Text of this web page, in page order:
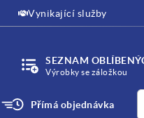
Vynikající služby
SEZNAM
Výrobky se záložkou
Přímá objednávka